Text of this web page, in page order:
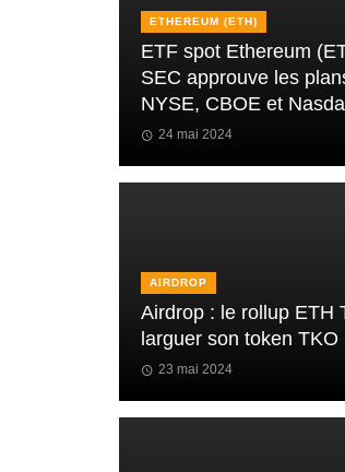
ETHEREUM (ETH)
ETF spot Ethereum
SEC approuve les
NYSE, CBOE et
24 mai 2024
AIRDROP
Airdrop : le rollup ETH
larguer son token TKO
23 mai 2024